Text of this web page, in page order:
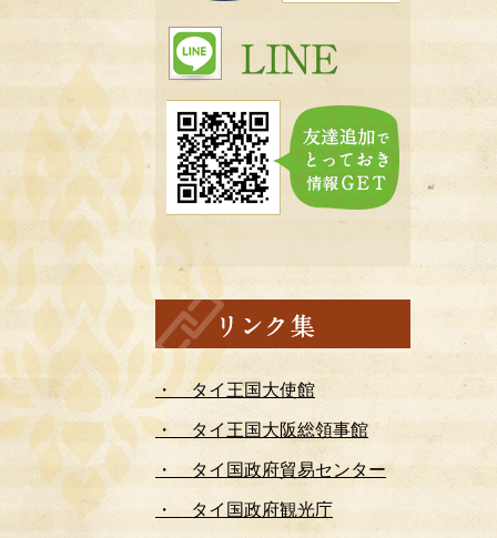
・ タイ王国大使館
・ タイ王国大阪総領事館
・ タイ国政府貿易センター
・ タイ国政府観光庁